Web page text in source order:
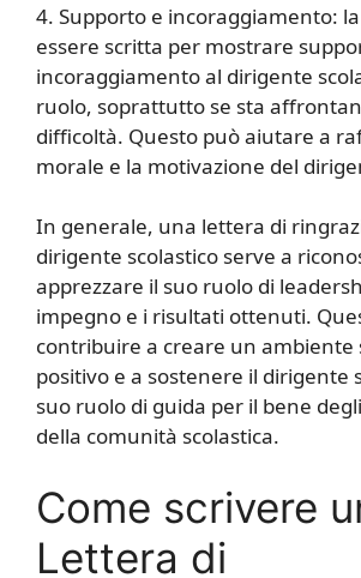
4. Supporto e incoraggiamento:
essere scritta per mostrare
incoraggiamento al dirigente
ruolo, soprattutto se sta
difficoltà. Questo può aiutare a
morale e la motivazione del
In generale, una lettera di
dirigente scolastico serve a
apprezzare il suo ruolo di
impegno e i risultati ottenuti.
contribuire a creare un ambiente
positivo e a sostenere il dirigente
suo ruolo di guida per il bene
della comunità scolastica.
Come scrivere
Lettera di